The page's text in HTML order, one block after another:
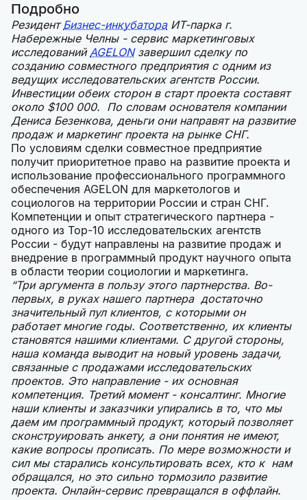
Подробно
РезидентБизнес-инкубатораИТ-парка г.
Набережные Челны - сервис маркетинговых
исследованийAGELONзавершил сделку по
созданию совместного предприятия с одним из
ведущих исследовательских агентств России.
Инвестиции обеих сторон в старт проекта составят
около $100 000. По словам основателя компании
Дениса Безенкова, деньги они направят на развитие
продаж и маркетинг проекта на рынке СНГ.
По условиям сделки совместное предприятие
получит приоритетное право на развитие проекта и
использование профессионального программного
обеспечения AGELON для маркетологов и
социологов на территории России и стран СНГ.
Компетенции и опыт стратегического партнера -
одного из Top-10 исследовательских агентств
России - будут направлены на развитие продаж и
внедрение в программный продукт научного опыта
в области теории социологии и маркетинга.
“Три аргумента в пользу этого партнерства. Во-
первых, в руках нашего партнера достаточно
значительный пул клиентов, с которыми он
работает многие годы. Соответственно, их клиенты
становятся нашими клиентами. С другой стороны,
наша команда выводит на новый уровень задачи,
связанные с продажами исследовательских
проектов. Это направление - их основная
компетенция. Третий момент - консалтинг. Многие
наши клиенты и заказчики упирались в то, что мы
даем им программный продукт, который позволяет
сконструировать анкету, а они понятия не имеют,
какие вопросы прописать. По мере возможности и
сил мы старались консультировать всех, кто к нам
обращался, но это сильно тормозило развитие
проекта. Онлайн-сервис превращался в оффлайн.